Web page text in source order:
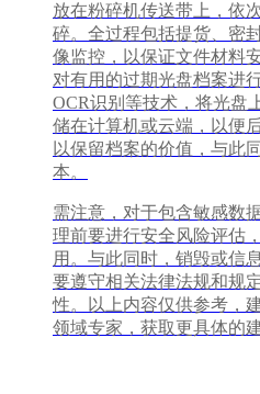
放在粉碎机传送带上，依
碎。全过程包括提货、密
像监控，以保证文件材料
对有用的过期光盘档案进
OCR识别等技术，将光盘
储在计算机或云端，以便
以保留档案的价值，与此
本。
需注意，对于包含敏感数
理前要进行安全风险评估
用。与此同时，销毁或信
要遵守相关法律法规和规
性。以上内容仅供参考，
领域专家，获取更具体的